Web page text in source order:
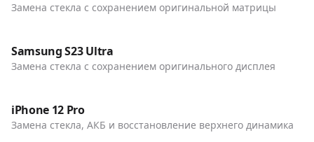
Замена стекла с сохранением оригинальной матрицы
Телефоны
До / После
Samsung S23 Ultra
Замена стекла с сохранением оригинального дисплея
Телефоны
До / После
iPhone 12 Pro
Замена стекла, АКБ и восстановление верхнего динамика